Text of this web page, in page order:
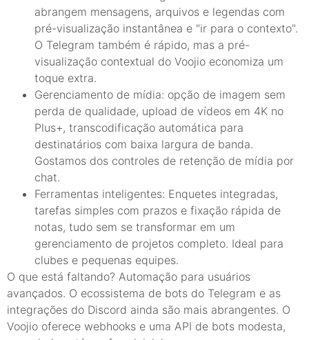
abrangem mensagens, arquivos e legendas com
pré-visualização instantânea e "ir para o contexto".
O Telegram também é rápido, mas a pré-
visualização contextual do Voojio economiza um
toque extra.
Gerenciamento de mídia: opção de imagem sem
perda de qualidade, upload de vídeos em 4K no
Plus+, transcodificação automática para
destinatários com baixa largura de banda.
Gostamos dos controles de retenção de mídia por
chat.
Ferramentas inteligentes: Enquetes integradas,
tarefas simples com prazos e fixação rápida de
notas, tudo sem se transformar em um
gerenciamento de projetos completo. Ideal para
clubes e pequenas equipes.
O que está faltando? Automação para usuários
avançados. O ecossistema de bots do Telegram e as
integrações do Discord ainda são mais abrangentes. O
Voojio oferece webhooks e uma API de bots modesta,